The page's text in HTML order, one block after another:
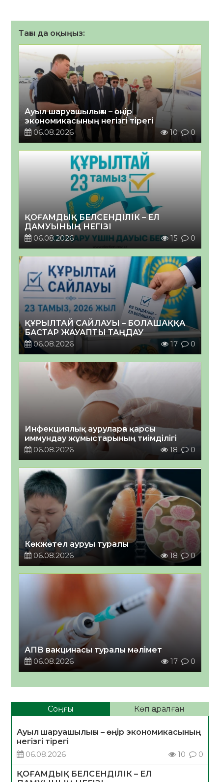
Тағы да оқыңыз:
Ауыл шаруашылығы – өңір
экономикасының негізгі тірегі
06.08.2026
10 0
ҚОҒАМДЫҚ БЕЛСЕНДІЛІК – ЕЛ
ДАМУЫНЫҢ НЕГІЗІ
06.08.2026
15 0
ҚҰРЫЛТАЙ САЙЛАУЫ – БОЛАШАҚҚА
БАСТАР ЖАУАПТЫ ТАҢДАУ
06.08.2026
17 0
Инфекциялық ауруларға қарсы
иммундау жұмыстарының тиімділігі
06.08.2026
18 0
Көкжөтел ауруы туралы
06.08.2026
18 0
АПВ вакцинасы туралы мәлімет
06.08.2026
17 0
Соңғы Көп қаралған
Ауыл шаруашылығы – өңір экономикасының
негізгі тірегі
06.08.2026
10 0
ҚОҒАМДЫҚ БЕЛСЕНДІЛІК – ЕЛ